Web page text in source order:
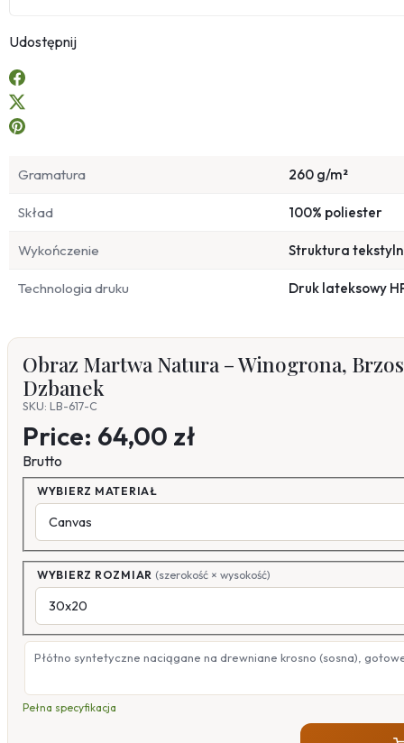
Udostępnij
Gramatura 260 g/m²
Skład 100% poliester
Wykończenie Struktura
Technologia druku Druk lateksowy
Obraz Martwa Natura – Winogrona,
Dzbanek
SKU: LB-617-C
Price: 64,00 zł
Brutto
WYBIERZ MATERIAŁ
WYBIERZ ROZMIAR (szerokość × wysokość)
Płótno syntetyczne naciągane na drewniane krosno (sosna),
Pełna specyfikacja